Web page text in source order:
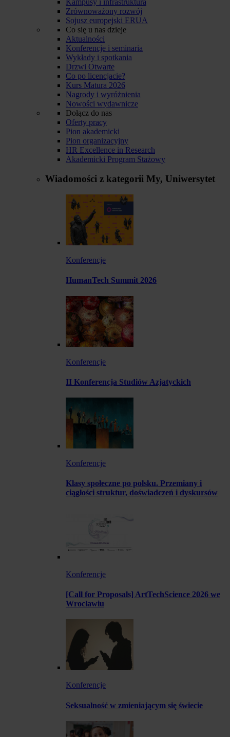
Zrównoważony rozwój
Sojusz europejski ERUA
Co się u nas dzieje
Aktualności
Konferencje i seminaria
Wykłady i spotkania
Drzwi Otwarte
Co po licencjacie?
Kurs Matura 2026
Nagrody i wyróżnienia
Nowości wydawnicze
Dołącz do nas
Oferty pracy
Pion akademicki
Pion organizacyjny
HR Excellence in Research
Akademicki Program Stażowy
Wiadomości z kategorii My, Uniwersytet
Konferencje
HumanTech Summit 2026
Konferencje
II Konferencja Studiów Azjatyckich
Konferencje
Klasy społeczne po polsku. Przemiany i
ciągłości struktur, doświadczeń i dyskursów
Konferencje
[Call for Proposals] ArtTechScience 2026 we
Wrocławiu
Konferencje
Seksualność w zmieniającym się świecie